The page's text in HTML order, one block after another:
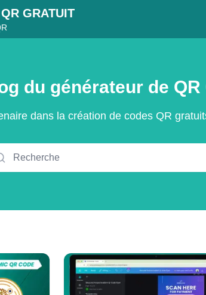
GRATUIT
du générateur de QR
dans la création de codes QR